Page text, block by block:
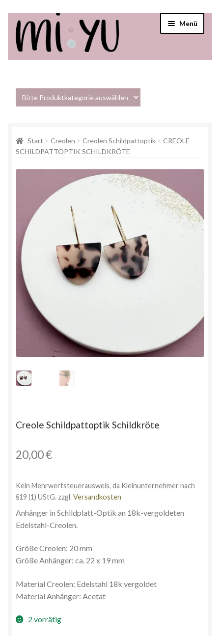
Menü
Shop
Verkaufsstellen
Start Creolen Creolen Schildpattoptik
CREOLE
SCHILDPATTOPTIK SCHILDKRÖTE
Creole Schildpattoptik Schildkröte
20,00€
Kein Mehrwertsteuerausweis, da Kleinunternehmer nach
§19 (1) UStG. zzgl.Versandkosten
Anhänger in Schildplatt-Optik an 18k-vergoldeten
Edelstahl-Creolen.
Größe Creolen: 20 mm
Größe Anhänger: ca. 22 x 19 mm
Material Creolen: Edelstahl 18k vergoldet
Material Anhänger: Acetat
2 vorrätig